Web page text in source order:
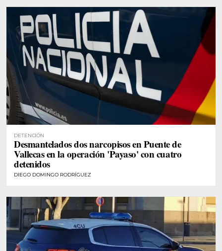
DETENCIÓN
Desmantelados dos narcopisos en Puente de
Vallecas en la operación 'Payaso' con cuatro
detenidos
DIEGO DOMINGO RODRÍGUEZ